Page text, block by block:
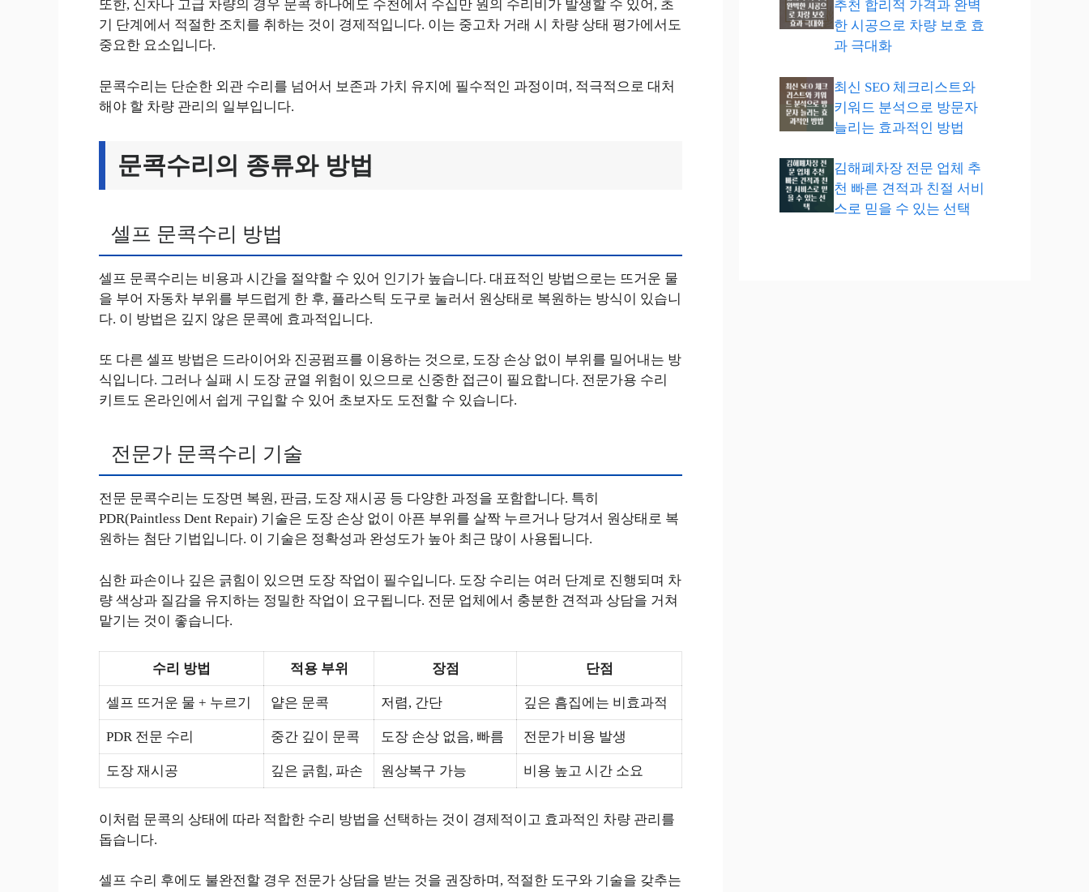
또한, 신차나 고급 차량의 경우 문콕 하나에도 수천에서 수십만 원의 수리비가 발생할 수 있어, 초
기 단계에서 적절한 조치를 취하는 것이 경제적입니다. 이는 중고차 거래 시 차량 상태 평가에서도
중요한 요소입니다.
문콕수리는 단순한 외관 수리를 넘어서 보존과 가치 유지에 필수적인 과정이며, 적극적으로 대처
해야 할 차량 관리의 일부입니다.
문콕수리의 종류와 방법
셀프 문콕수리 방법
셀프 문콕수리는 비용과 시간을 절약할 수 있어 인기가 높습니다. 대표적인 방법으로는 뜨거운 물
을 부어 자동차 부위를 부드럽게 한 후, 플라스틱 도구로 눌러서 원상태로 복원하는 방식이 있습니
다. 이 방법은 깊지 않은 문콕에 효과적입니다.
또 다른 셀프 방법은 드라이어와 진공펌프를 이용하는 것으로, 도장 손상 없이 부위를 밀어내는 방
식입니다. 그러나 실패 시 도장 균열 위험이 있으므로 신중한 접근이 필요합니다. 전문가용 수리
키트도 온라인에서 쉽게 구입할 수 있어 초보자도 도전할 수 있습니다.
전문가 문콕수리 기술
전문 문콕수리는 도장면 복원, 판금, 도장 재시공 등 다양한 과정을 포함합니다. 특히
PDR(Paintless Dent Repair) 기술은 도장 손상 없이 아픈 부위를 살짝 누르거나 당겨서 원상태로 복
원하는 첨단 기법입니다. 이 기술은 정확성과 완성도가 높아 최근 많이 사용됩니다.
심한 파손이나 깊은 긁힘이 있으면 도장 작업이 필수입니다. 도장 수리는 여러 단계로 진행되며 차
량 색상과 질감을 유지하는 정밀한 작업이 요구됩니다. 전문 업체에서 충분한 견적과 상담을 거쳐
맡기는 것이 좋습니다.
수리 방법 적용 부위 장점 단점
셀프 뜨거운 물 + 누르기 얕은 문콕 저렴, 간단 깊은 흠집에는 비효과적
PDR 전문 수리 중간 깊이 문콕 도장 손상 없음, 빠름 전문가 비용 발생
도장 재시공 깊은 긁힘, 파손 원상복구 가능 비용 높고 시간 소요
이처럼 문콕의 상태에 따라 적합한 수리 방법을 선택하는 것이 경제적이고 효과적인 차량 관리를
돕습니다.
셀프 수리 후에도 불완전할 경우 전문가 상담을 받는 것을 권장하며, 적절한 도구와 기술을 갖추는
추천 합리적 가격과 완벽
한 시공으로 차량 보호 효
과 극대화
최신 SEO 체크리스트와
키워드 분석으로 방문자
늘리는 효과적인 방법
김해폐차장 전문 업체 추
천 빠른 견적과 친절 서비
스로 믿을 수 있는 선택